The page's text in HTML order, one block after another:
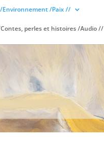
/Paix //
perles et histoires /Audio //